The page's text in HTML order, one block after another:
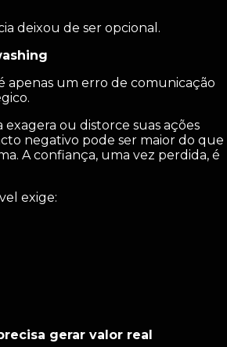
deixou de ser opcional.
apenas um erro de comunicação
ou distorce suas ações
negativo pode ser maior do que
A confiança, uma vez perdida, é
exige:
gerar valor real